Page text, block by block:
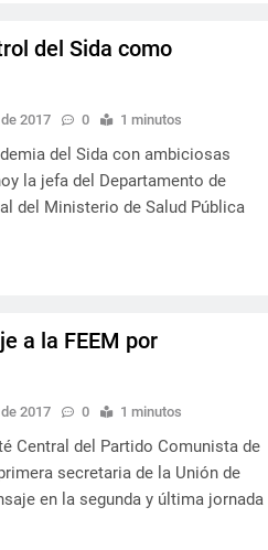
del Sida como
2017 0 1 minutos
del Sida con ambiciosas
la jefa del Departamento de
del Ministerio de Salud Pública
a la FEEM por
2017 0 1 minutos
Central del Partido Comunista de
secretaria de la Unión de
en la segunda y última jornada